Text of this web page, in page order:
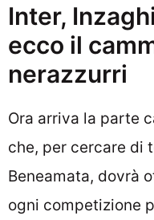
Inter,
ecco il
nerazzurri
Ora arriva la parte
che, per cercare di
Beneamata, dovrà
ogni competizione